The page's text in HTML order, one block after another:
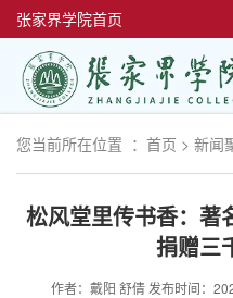
张家界学院首页
您当前所在位置 ： 首页 > 新闻
松风堂里传书香：著
捐赠三
作者：戴阳 舒倩 发布时间：